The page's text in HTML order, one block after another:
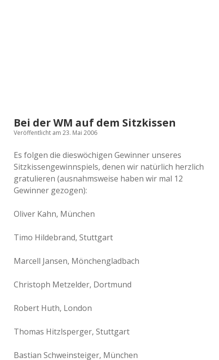
Bei der WM auf dem Sitzkissen
Veröffentlicht am 23. Mai 2006
Es folgen die dieswöchigen Gewinner unseres
Sitzkissengewinnspiels, denen wir natürlich herzlich
gratulieren (ausnahmsweise haben wir mal 12
Gewinner gezogen):
Oliver Kahn, München
Timo Hildebrand, Stuttgart
Marcell Jansen, Mönchengladbach
Christoph Metzelder, Dortmund
Robert Huth, London
Thomas Hitzlsperger, Stuttgart
Bastian Schweinsteiger, München